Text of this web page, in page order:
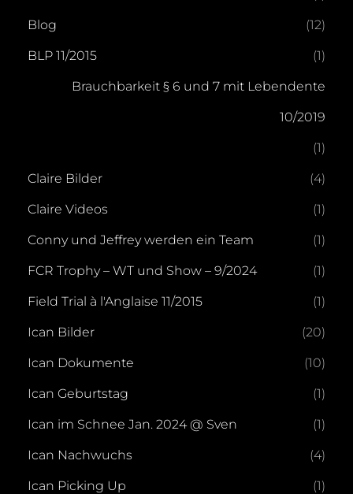
Blog (12)
BLP 11/2015 (1)
Brauchbarkeit § 6 und 7 mit Lebendente
10/2019
(1)
Claire Bilder (4)
Claire Videos (1)
Conny und Jeffrey werden ein Team (1)
FCR Trophy – WT und Show – 9/2024 (1)
Field Trial à l'Anglaise 11/2015 (1)
Ican Bilder (20)
Ican Dokumente (10)
Ican Geburtstag (1)
Ican im Schnee Jan. 2024 @ Sven (1)
Ican Nachwuchs (4)
Ican Picking Up (1)